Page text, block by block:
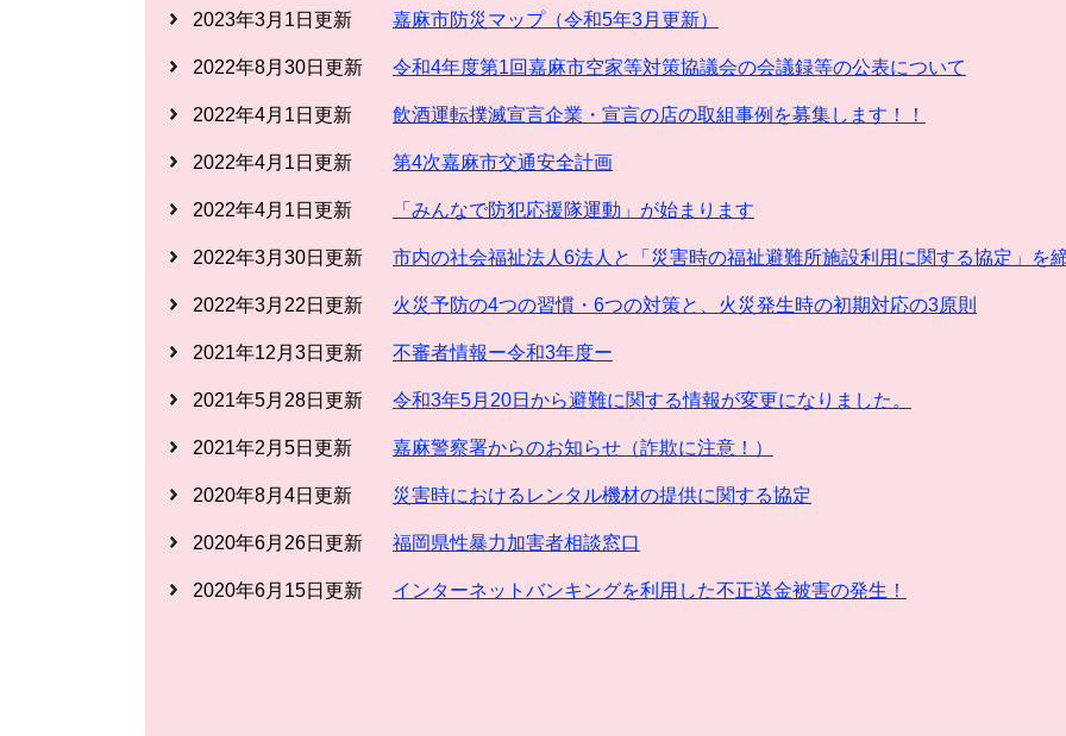
2023年3月1日更新 嘉麻市防災マップ（令和5年3月更新）
2022年8月30日更新 令和4年度第1回嘉麻市空家等対策協議会の会議録等の公表について
2022年4月1日更新 飲酒運転撲滅宣言企業・宣言の店の取組事例を募集します！！
2022年4月1日更新 第4次嘉麻市交通安全計画
2022年4月1日更新 「みんなで防犯応援隊運動」が始まります
2022年3月30日更新 市内の社会福祉法人6法人と「災害時の福祉避難所施設利用に関する協定」を
2022年3月22日更新 火災予防の4つの習慣・6つの対策と、火災発生時の初期対応の3原則
2021年12月3日更新 不審者情報ー令和3年度ー
2021年5月28日更新 令和3年5月20日から避難に関する情報が変更になりました。
2021年2月5日更新 嘉麻警察署からのお知らせ（詐欺に注意！）
2020年8月4日更新 災害時におけるレンタル機材の提供に関する協定
2020年6月26日更新 福岡県性暴力加害者相談窓口
2020年6月15日更新 インターネットバンキングを利用した不正送金被害の発生！